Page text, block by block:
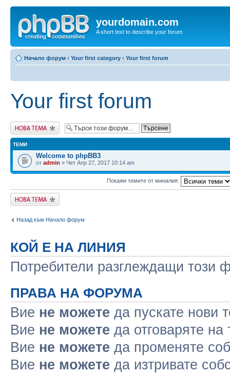
yourdomain.com
A short text to describe your forum
Начало форум ‹ Your first category ‹ Your first forum
Your first forum
Публикувай нова
тема
ТЕМИ
Welcome to phpBB3
от admin » Чет Апр 27, 2017 10:14 am
Покажи темите от миналия:
Публикувай нова
тема
Назад към Начало форум
КОЙ Е НА ЛИНИЯ
Потребители разглеждащи този
ПРАВА НА ФОРУМА
Вие не можете да пускате нови
Вие не можете да отговаряте на
Вие не можете да променяте
Вие не можете да изтривате